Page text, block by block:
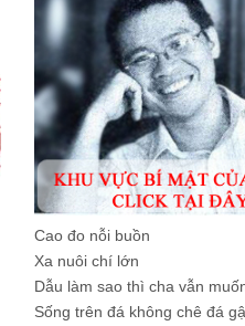
Cao đo nỗi buồn
Xa nuôi chí lớn
Dẫu làm sao thì cha vẫn
Sống trên đá không chê đá